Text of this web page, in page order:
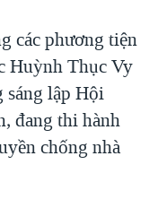
các phương tiện
Huỳnh Thục Vy
sáng lập Hội
đang thi hành
chống nhà